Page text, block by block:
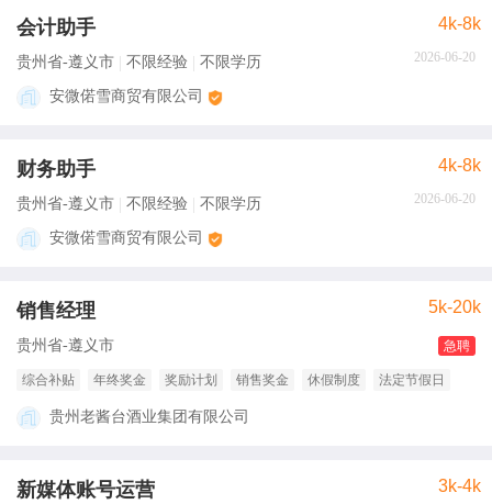
会计助手 4k-8k
2026-06-20
贵州省-遵义市 不限经验 不限学历
安微偌雪商贸有限公司
财务助手 4k-8k
2026-06-20
贵州省-遵义市 不限经验 不限学历
安微偌雪商贸有限公司
销售经理 5k-20k
贵州省-遵义市 急聘
综合补贴 年终奖金 奖励计划 销售奖金 休假制度 法定节假日
贵州老酱台酒业集团有限公司
新媒体账号运营 3k-4k